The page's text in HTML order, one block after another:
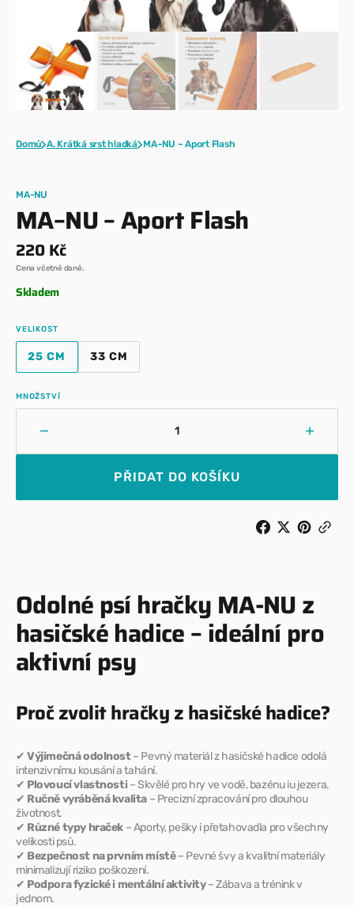
Domů A. Krátká srst hladká MA–NU – Aport Flash
MA-NU
MA–NU – Aport Flash
Běžná
cena
220 Kč
Cena včetně daně.
Skladem
VELIKOST
25 CMVARIANTA
VYPRODÁNA
NEBO
33 CMVARIANTA
VYPRODÁNA
MNOŽSTVÍ
množství
NU
Zvýšit
NU
–
Aport
PŘIDAT DO KOŠÍKU
Odolné psí hračky MA-NU z
hasičské hadice – ideální pro
aktivní psy
Proč zvolit hračky z hasičské hadice?
✔Výjimečná odolnost – Pevný materiál z hasičské hadice odolá
intenzivnímu kousání a tahání.
✔ Plovoucí vlastnosti – Skvělé pro hry ve vodě, bazénu iu jezera.
✔ Ručně vyráběná kvalita– Precizní zpracování pro dlouhou
životnost.
✔ Různé typy hraček – Aporty, pešky i přetahovadla pro všechny
velikosti psů.
✔ Bezpečnost na prvním místě– Pevné švy a kvalitní materiály
minimalizují riziko poškození.
✔ Podpora fyzické i mentální aktivity– Zábava a trénink v
jednom.